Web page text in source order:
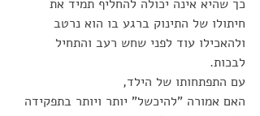
כך שהיא אינה יכולה להחליף תמיד את
חיתולו של התינוק ברגע בו הוא נרטב
ולהאכילו עוד לפני שחש רעב והתחיל
לבכות.
עם התפתחותו של הילד,
האם אמורה "להיכשל" יותר ויותר בתפקידה